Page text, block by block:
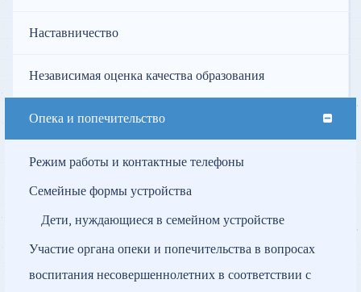
Наставничество
Независимая оценка качества образования
Опека и попечительство
Режим работы и контактные телефоны
Семейные формы устройства
Дети, нуждающиеся в семейном устройстве
Участие органа опеки и попечительства в вопросах
воспитания несовершеннолетних в соответствии с